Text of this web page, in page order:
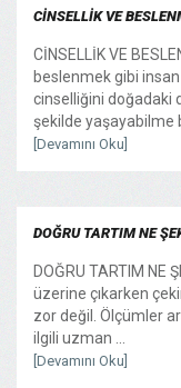
CİNSELLİK VE
CİNSELLİK VE
beslenmek gibi insan
cinselliğini doğadaki
şekilde yaşayabilme
[Devamını Oku]
DOĞRU TARTIM NE
DOĞRU TARTIM NE
üzerine çıkarken
zor değil. Ölçümler
ilgili uzman ...
[Devamını Oku]